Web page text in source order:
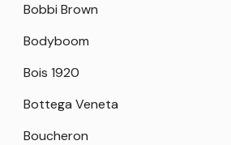
Bobbi Brown
Bodyboom
Bois 1920
Bottega Veneta
Boucheron